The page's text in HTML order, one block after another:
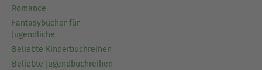
Romance
Fantasybücher für
Jugendliche
Beliebte Kinderbuchreihen
Beliebte Jugendbuchreihen